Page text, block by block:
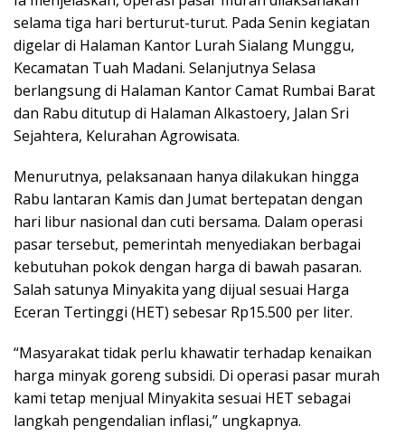
selama tiga hari berturut-turut. Pada Senin kegiatan
digelar di Halaman Kantor Lurah Sialang Munggu,
Kecamatan Tuah Madani. Selanjutnya Selasa
berlangsung di Halaman Kantor Camat Rumbai Barat
dan Rabu ditutup di Halaman Alkastoery, Jalan Sri
Sejahtera, Kelurahan Agrowisata.
Menurutnya, pelaksanaan hanya dilakukan hingga
Rabu lantaran Kamis dan Jumat bertepatan dengan
hari libur nasional dan cuti bersama. Dalam operasi
pasar tersebut, pemerintah menyediakan berbagai
kebutuhan pokok dengan harga di bawah pasaran.
Salah satunya Minyakita yang dijual sesuai Harga
Eceran Tertinggi (HET) sebesar Rp15.500 per liter.
“Masyarakat tidak perlu khawatir terhadap kenaikan
harga minyak goreng subsidi. Di operasi pasar murah
kami tetap menjual Minyakita sesuai HET sebagai
langkah pengendalian inflasi,” ungkapnya.